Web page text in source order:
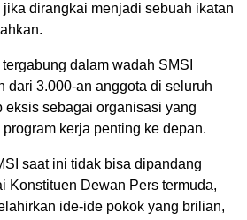
dirangkai menjadi sebuah ikatan
dalam wadah SMSI
dari 3.000-an anggota di seluruh
eksis sebagai organisasi yang
kerja penting ke depan.
saat ini tidak bisa dipandang
Konstituen Dewan Pers termuda,
ide-ide pokok yang brilian,